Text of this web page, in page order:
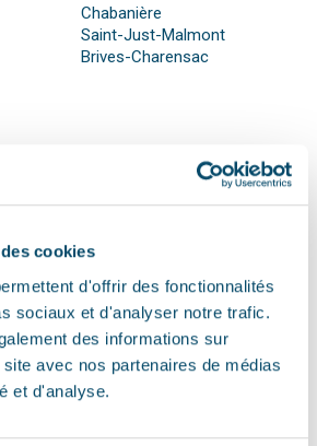
cookies
d'offrir des fonctionnalités
sociaux et d'analyser notre trafic.
des informations sur
avec nos partenaires de médias
et d'analyse.
Chabanière
Saint-Just-Malmont
Brives-Charensac
D’URGENCE ?
nous sommes nombreux à
à avoir dans une telle situation est de
de garde ou la clinique d’urgence
de votre domicile. Il est important
et de vous assurer de la
pour ne pas empirer la situation.
un mal-être chez son animal et décrire
anormal ou abattement doit